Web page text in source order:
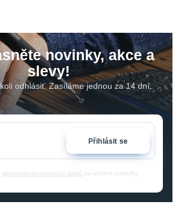
novinky, akce a
slevy!
odhlásit. Zasíláme jednou za 14 dní.
Přihlásit se
zpracováním osobních údajů za účelem rozesílky